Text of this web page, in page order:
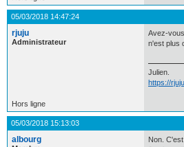
05/03/2018 14:47:24
rjuju
Administrateur
Avez-
n'est plus
Julien.
https://
Hors ligne
05/03/2018 15:13:03
albourg
Non.